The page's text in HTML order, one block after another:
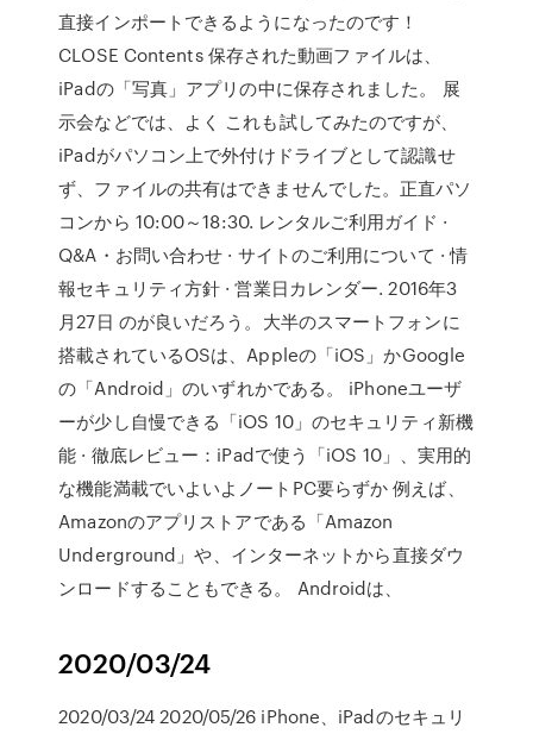
直接インポートできるようになったのです！
CLOSE Contents 保存された動画ファイルは、
iPadの「写真」アプリの中に保存されました。 展
示会などでは、よく これも試してみたのですが、
iPadがパソコン上で外付けドライブとして認識せ
ず、ファイルの共有はできませんでした。正直パソ
コンから 10:00～18:30. レンタルご利用ガイド ·
Q&A・お問い合わせ · サイトのご利用について · 情
報セキュリティ方針 · 営業日カレンダー. 2016年3
月27日 のが良いだろう。大半のスマートフォンに
搭載されているOSは、Appleの「iOS」かGoogle
の「Android」のいずれかである。 iPhoneユーザ
ーが少し自慢できる「iOS 10」のセキュリティ新機
能 · 徹底レビュー：iPadで使う「iOS 10」、実用的
な機能満載でいよいよノートPC要らずか 例えば、
Amazonのアプリストアである「Amazon
Underground」や、インターネットから直接ダウ
ンロードすることもできる。 Androidは、
2020/03/24
2020/03/24 2020/05/26 iPhone、iPadのセキュリ